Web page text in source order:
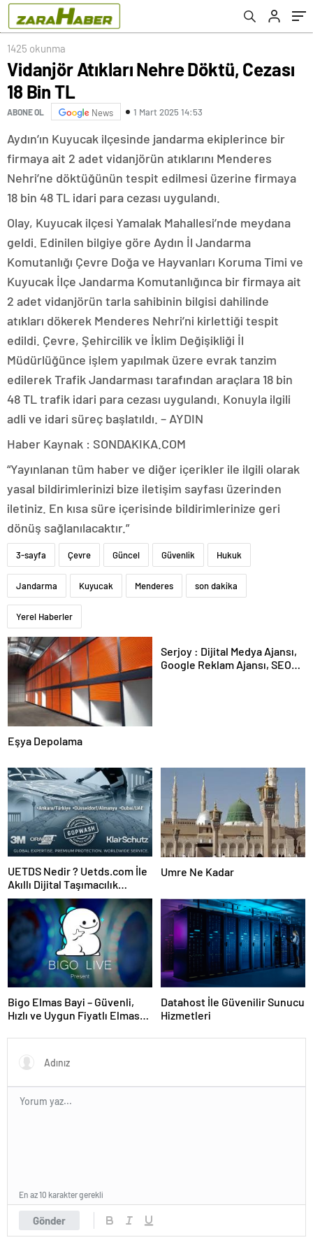
1425 okunma
Vidanjör Atıkları Nehre Döktü, Cezası
18 Bin TL
ABONE OL News 1 Mart 2025 14:53
Aydın’ın Kuyucak ilçesinde jandarma ekiplerince bir
firmaya ait 2 adet vidanjörün atıklarını Menderes
Nehri’ne döktüğünün tespit edilmesi üzerine firmaya
18 bin 48 TL idari para cezası uygulandı.
Olay, Kuyucak ilçesi Yamalak Mahallesi’nde meydana
geldi. Edinilen bilgiye göre Aydın İl Jandarma
Komutanlığı Çevre Doğa ve Hayvanları Koruma Timi ve
Kuyucak İlçe Jandarma Komutanlığınca bir firmaya ait
2 adet vidanjörün tarla sahibinin bilgisi dahilinde
atıkları dökerek Menderes Nehri’ni kirlettiği tespit
edildi. Çevre, Şehircilik ve İklim Değişikliği İl
Müdürlüğünce işlem yapılmak üzere evrak tanzim
edilerek Trafik Jandarması tarafından araçlara 18 bin
48 TL trafik idari para cezası uygulandı. Konuyla ilgili
adli ve idari süreç başlatıldı. – AYDIN
Haber Kaynak : SONDAKIKA.COM
“Yayınlanan tüm haber ve diğer içerikler ile ilgili olarak
yasal bildirimlerinizi bize iletişim sayfası üzerinden
iletiniz. En kısa süre içerisinde bildirimlerinize geri
dönüş sağlanılacaktır.”
3-sayfa Çevre Güncel Güvenlik Hukuk
Jandarma Kuyucak Menderes son dakika
Yerel Haberler
Eşya Depolama
Serjoy : Dijital Medya Ajansı,
Google Reklam Ajansı, SEO
UETDS Nedir ? Uetds.com İle
Akıllı Dijital Taşımacılık
Yazılımı
Umre Ne Kadar
Bigo Elmas Bayi – Güvenli,
Hızlı ve Uygun Fiyatlı Elmas
Datahost İle Güvenilir Sunucu
Hizmetleri
Gönder
En az 10 karakter gerekli